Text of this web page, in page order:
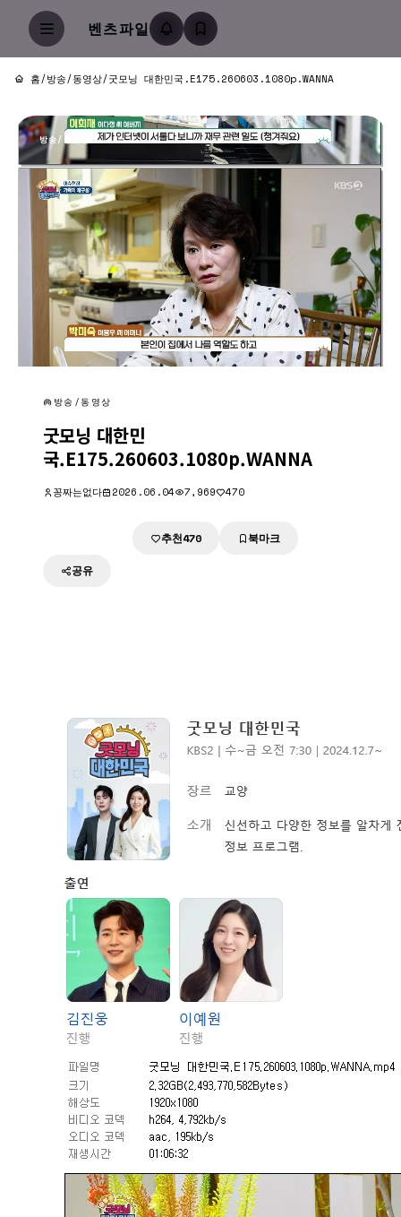
벤츠파일
홈/방송/동영상/굿모닝 대한민국.E175.260603.1080p.WANNA
방송/동영상
방송/동영상
굿모닝 대한민
국.E175.260603.1080p.WANNA
꽁짜는없다 2026.06.04 7,969 470
추천470 북마크
공유